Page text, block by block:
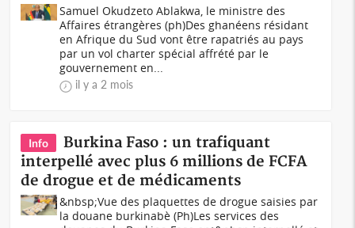
Samuel Okudzeto Ablakwa, le ministre des
Affaires étrangères (ph)Des ghanéens résidant
en Afrique du Sud vont être rapatriés au pays
par un vol charter spécial affrété par le
gouvernement en...
il y a 2 mois
Info
Burkina Faso : un trafiquant
interpellé avec plus 6 millions de FCFA
de drogue et de médicaments
&nbsp;Vue des plaquettes de drogue saisies par
la douane burkinabè (Ph)Les services des